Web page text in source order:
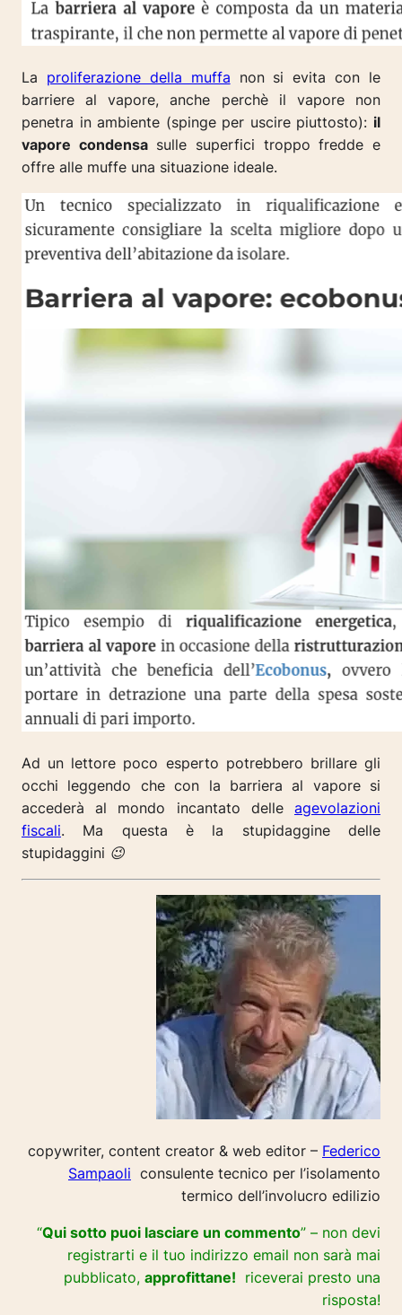
La proliferazione della muffa non si evita con le
barriere al vapore, anche perchè il vapore non
penetra in ambiente (spinge per uscire piuttosto): il
vapore condensasulle superfici troppo fredde e
offre alle muffe una situazione ideale.
Ad un lettore poco esperto potrebbero brillare gli
occhi leggendo che con la barriera al vapore si
accederà al mondo incantato delle agevolazioni
fiscali. Ma questa è la stupidaggine delle
stupidaggini 😉
copywriter, content creator & web editor – Federico
Sampaoli consulente tecnico per l’isolamento
termico dell’involucro edilizio
“Qui sotto puoi lasciare un commento” – non devi
registrarti e il tuo indirizzo email non sarà mai
pubblicato, approfittane! riceverai presto una
risposta!